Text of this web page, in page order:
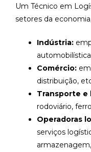
Um Técnico em
setores da
Indústria:
Comércio:
distribuição,
Transporte e
rodoviário,
Operadoras
serviços